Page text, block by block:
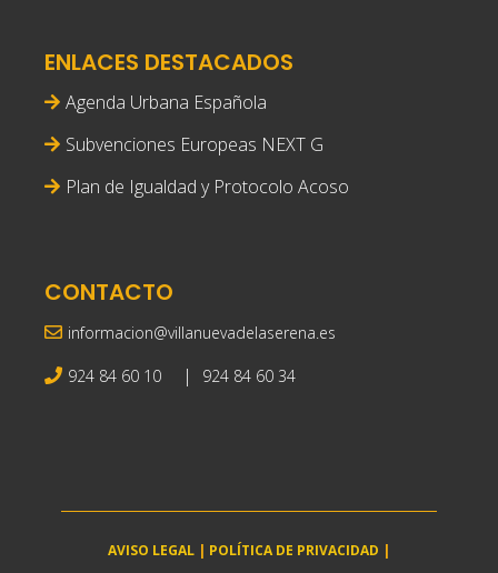
ENLACES DESTACADOS
Agenda Urbana Española
Subvenciones Europeas NEXT G
Plan de Igualdad y Protocolo Acoso
CONTACTO
informacion@villanuevadelaserena.es
924 84 60 10 | 924 84 60 34
AVISO LEGAL | POLÍTICA DE PRIVACIDAD |